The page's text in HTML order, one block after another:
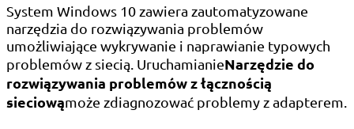
System Windows 10 zawiera zautomatyzowane
narzędzia do rozwiązywania problemów
umożliwiające wykrywanie i naprawianie typowych
problemów z siecią. UruchamianieNarzędzie do
rozwiązywania problemów z łącznością
sieciowąmoże zdiagnozować problemy z adapterem.